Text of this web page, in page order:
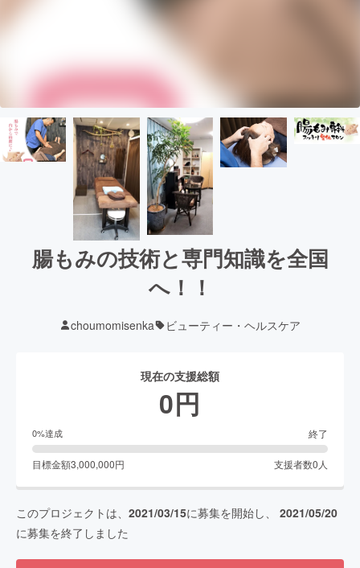
腸もみの技術と専門知識を全国
へ！！
choumomisenka ビューティー・ヘルスケア
現在の支援総額
0円
0%達成 終了
目標金額3,000,000円 支援者数0 人
このプロジェクトは、 2021/03/15に募集を開始し、 2021/05/20
に募集を終了しました